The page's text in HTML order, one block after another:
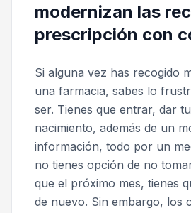
modernizan las
prescripción con
Si alguna vez has recogido
una farmacia, sabes lo
ser. Tienes que entrar, dar
nacimiento, además de un
información, todo por un
no tienes opción de no
que el próximo mes, tienes
de nuevo. Sin embargo, los